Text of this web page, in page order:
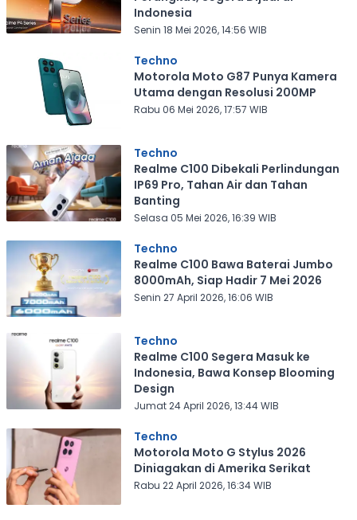
Indonesia
Senin 18 Mei 2026, 14:56 WIB
Techno
Motorola Moto G87 Punya Kamera
Utama dengan Resolusi 200MP
Rabu 06 Mei 2026, 17:57 WIB
Techno
Realme C100 Dibekali Perlindungan
IP69 Pro, Tahan Air dan Tahan
Banting
Selasa 05 Mei 2026, 16:39 WIB
Techno
Realme C100 Bawa Baterai Jumbo
8000mAh, Siap Hadir 7 Mei 2026
Senin 27 April 2026, 16:06 WIB
Techno
Realme C100 Segera Masuk ke
Indonesia, Bawa Konsep Blooming
Design
Jumat 24 April 2026, 13:44 WIB
Techno
Motorola Moto G Stylus 2026
Diniagakan di Amerika Serikat
Rabu 22 April 2026, 16:34 WIB